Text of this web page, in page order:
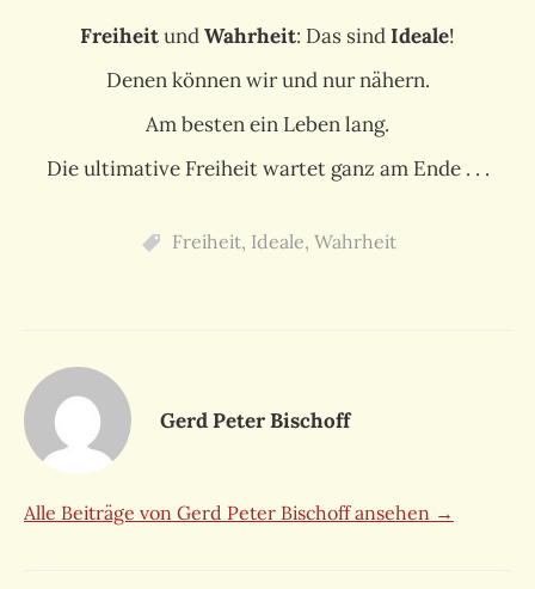
FreiheitundWahrheit: Das sindIdeale!
Denen können wir und nur nähern.
Am besten ein Leben lang.
Die ultimative Freiheit wartet ganz am Ende . . .
Freiheit, Ideale, Wahrheit
Gerd Peter Bischoff
Alle Beiträge von Gerd Peter Bischoff ansehen →